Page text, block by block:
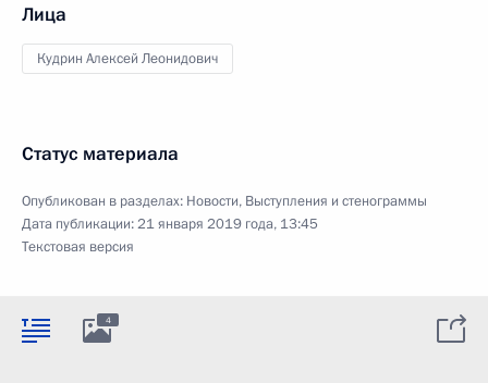
Лица
Кудрин Алексей Леонидович
Статус материала
Опубликован в разделах: Новости, Выступления и стенограммы
Дата публикации:21 января 2019 года, 13:45
Текстовая версия
4